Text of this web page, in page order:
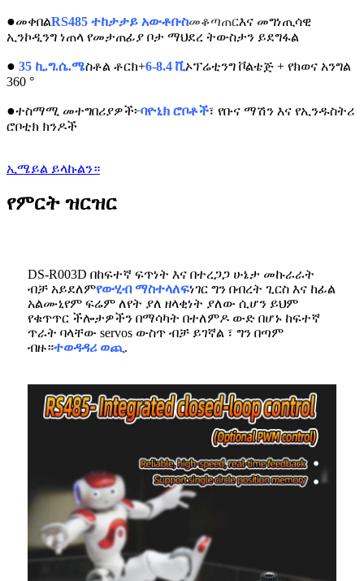
●መቀበልRS485 ተከታታይ አውቶቡስመቆጣጠርእና መግነጢሳዊ
ኢንኮዲንግ ነጠላ የመታጠፊያ ቦታ ማህደረ ትውስታን ይደግፋል
● 35 ኪ.ግ.ሴ.ሜስቶል ቶርክ+6-8.4 ቪኦፕሬቲንግ ቮልቴጅ + የክወና አንግል
360 °
●ተስማሚ መተግበሪያዎች፦ባዮኒክ ሮቦቶች፣ የቡና ማሽን እና የኢንዱስትሪ
ሮቦቲክ ክንዶች
ኢሜይል ይላኩልን።
የምርት ዝርዝር
DS-R003D በከፍተኛ ፍጥነት እና በተረጋጋ ሁኔታ መኩራራት
ብቻ አይደለምየውሂብ ማስተላለፍነገር ግን በብረት ጊርስ እና ከፊል
አልሙኒየም ፍሬም ለየት ያለ ዘላቂነት ያለው ሲሆን ይህም
የቁጥጥር ችሎታዎችን በማሳካት በተለምዶ ውድ በሆኑ ከፍተኛ
ጥራት ባላቸው servos ውስጥ ብቻ ይገኛል ፣ ግን በጣም
ብዙ።ተወዳዳሪ ወጪ.